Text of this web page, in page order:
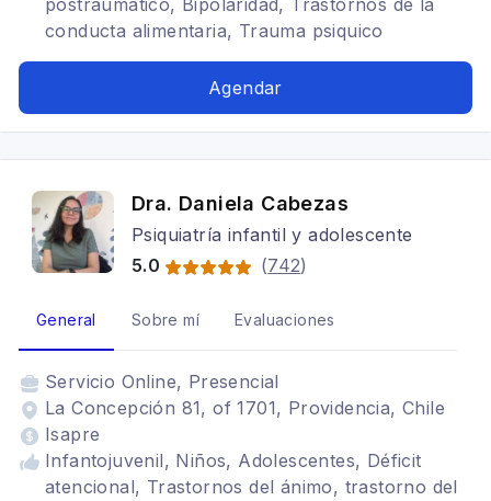
postraumático, Bipolaridad, Trastornos de la
conducta alimentaria, Trauma psiquico
Agendar
Dra. Daniela Cabezas
Psiquiatría infantil y adolescente
5.0
(742)
General Sobre mí Evaluaciones
Servicio Online, Presencial
La Concepción 81, of 1701, Providencia, Chile
Isapre
Infantojuvenil, Niños, Adolescentes, Déficit
atencional, Trastornos del ánimo, trastorno del